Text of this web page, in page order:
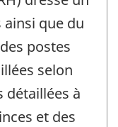
que du
postes
selon
détaillées à
et des